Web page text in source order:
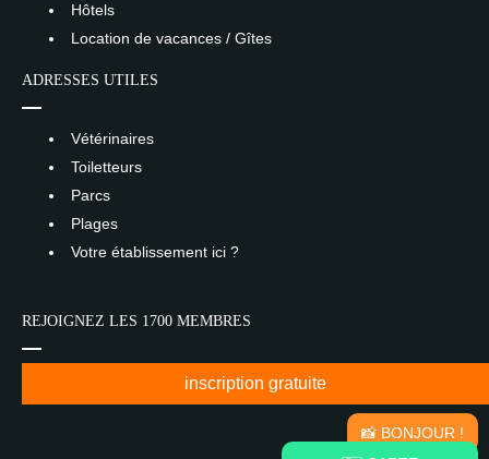
📸 BONJOUR !
Hôtels
Location de vacances / Gîtes
ADRESSES UTILES
Vétérinaires
Toiletteurs
Parcs
Plages
Votre établissement ici ?
REJOIGNEZ LES 1700 MEMBRES
inscription gratuite